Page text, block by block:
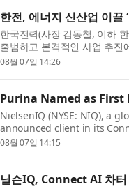
한전, 에너지 신산업 이끌
한국전력(사장 김동철, 이하
출범하고 본격적인 사업 추진
욱 의원, 전남광주통...
08월 07일 14:26
Purina Named as
NielsenIQ (NYSE: NIQ), a
announced client in its
with five global
08월 07일 14:15
닐슨IQ, Connect AI 차터